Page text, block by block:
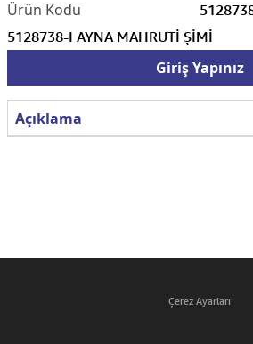
5128738-I AYNA MAHRUTİ ŞİMİ
Giriş Yapınız
Açıklama
Çerez Ayarları